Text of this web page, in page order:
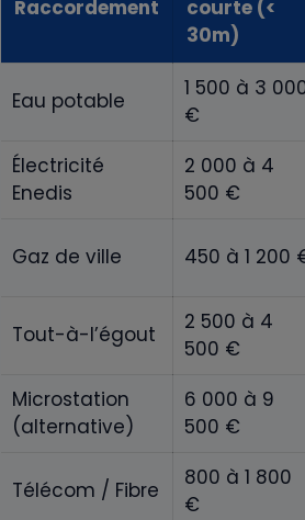
Raccordement
courte (<
30m)
Eau potable
1 500 à 3
€
Électricité
Enedis
2 000 à 4
500 €
Gaz de ville 450 à 1 200
Tout-à-l’égout
2 500 à 4
500 €
Microstation
(alternative)
6 000 à 9
500 €
Télécom / Fibre
800 à 1 800
€